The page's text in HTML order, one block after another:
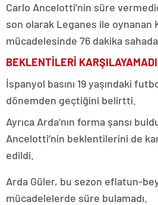
Carlo Ancelotti’nin süre
son olarak Leganes ile oynanan
mücadelesinde 76 dakika sahada
BEKLENTİLERİ KARŞILAYAMADI
İspanyol basını 19 yaşındaki
dönemden geçtiğini belirtti.
Ayrıca Arda’nın forma şansı
Ancelotti’nin beklentilerini de
edildi.
Arda Güler, bu sezon eflatun-
mücadelelerde süre bulamadı.